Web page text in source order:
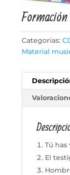
Categorías:
Material
Tú
El